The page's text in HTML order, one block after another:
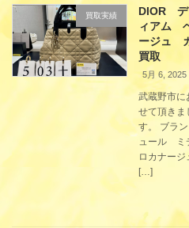
買取実績
DIOR デ
ィアム
ージュ
買取
5月 6, 2025
武蔵野市に
せて頂きま
す。 ブラ
ュール ミ
ロカナー
[…]